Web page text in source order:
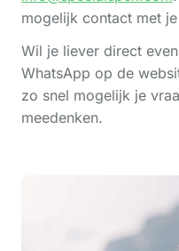
mogelijk contact met
Wil je liever direct
WhatsApp op de
zo snel mogelijk je
meedenken.